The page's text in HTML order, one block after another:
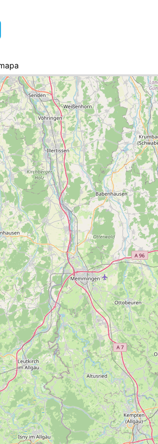
de ciudades